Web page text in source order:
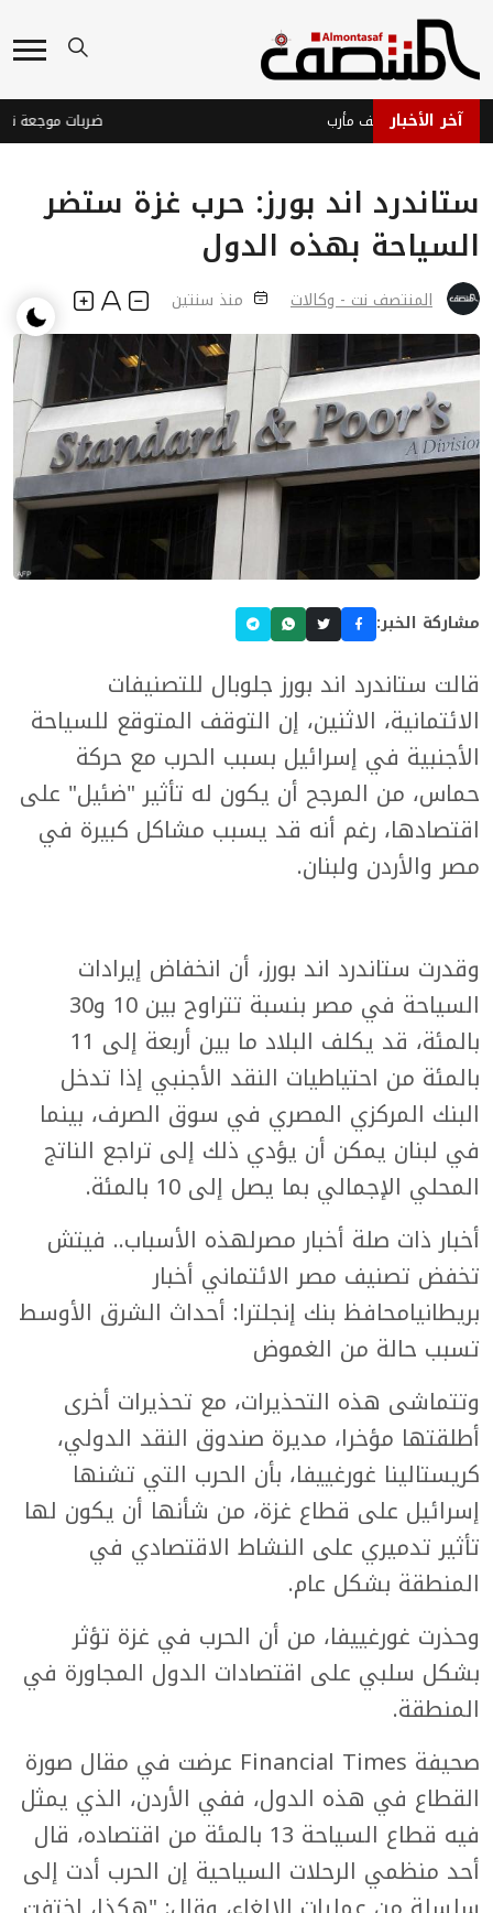
آخر الأخبار
يصعّدون قصف مأرب ضربات موجعة تدك
ستاندرد اند بورز: حرب غزة ستضر
السياحة بهذه الدول
المنتصف نت - وكالات منذ سنتين
مشاركة الخبر:
قالت ستاندرد اند بورز جلوبال للتصنيفات
الائتمانية، الاثنين، إن التوقف المتوقع للسياحة
الأجنبية في إسرائيل بسبب الحرب مع حركة
حماس، من المرجح أن يكون له تأثير "ضئيل" على
اقتصادها، رغم أنه قد يسبب مشاكل كبيرة في
مصر والأردن ولبنان.
وقدرت ستاندرد اند بورز، أن انخفاض إيرادات
السياحة في مصر بنسبة تتراوح بين 10 و30
بالمئة، قد يكلف البلاد ما بين أربعة إلى 11
بالمئة من احتياطيات النقد الأجنبي إذا تدخل
البنك المركزي المصري في سوق الصرف، بينما
في لبنان يمكن أن يؤدي ذلك إلى تراجع الناتج
المحلي الإجمالي بما يصل إلى 10 بالمئة.
أخبار ذات صلة أخبار مصرلهذه الأسباب.. فيتش
تخفض تصنيف مصر الائتماني أخبار
بريطانيامحافظ بنك إنجلترا: أحداث الشرق الأوسط
تسبب حالة من الغموض
وتتماشى هذه التحذيرات، مع تحذيرات أخرى
أطلقتها مؤخرا، مديرة صندوق النقد الدولي،
كريستالينا غورغييفا، بأن الحرب التي تشنها
إسرائيل على قطاع غزة، من شأنها أن يكون لها
تأثير تدميري على النشاط الاقتصادي في
المنطقة بشكل عام.
وحذرت غورغييفا، من أن الحرب في غزة تؤثر
بشكل سلبي على اقتصادات الدول المجاورة في
المنطقة.
صحيفة Financial Times عرضت في مقال صورة
القطاع في هذه الدول، ففي الأردن، الذي يمثل
فيه قطاع السياحة 13 بالمئة من اقتصاده، قال
أحد منظمي الرحلات السياحية إن الحرب أدت إلى